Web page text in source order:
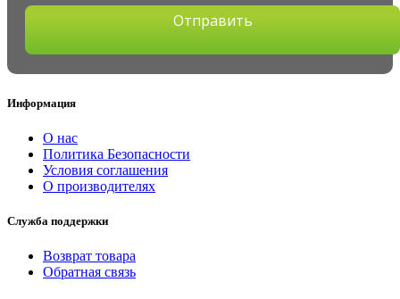
Отправить
Информация
О нас
Политика Безопасности
Условия соглашения
О производителях
Служба поддержки
Возврат товара
Обратная связь